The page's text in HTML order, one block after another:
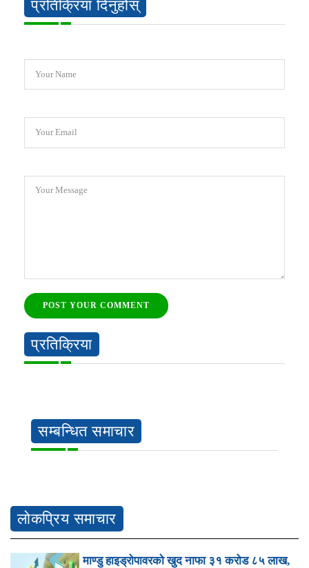
प्रतिक्रिया दिनुहोस्
Your Name
Your Email
Your Message
POST YOUR COMMENT
प्रतिक्रिया
सम्बन्धित समाचार
लोकप्रिय समाचार
माण्डु हाइड्रोपावरको खुद नाफा ३१ करोड ८५ लाख,